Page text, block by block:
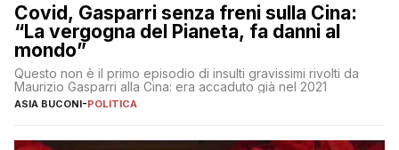
Covid, Gasparri senza freni sulla Cina:
“La vergogna del Pianeta, fa danni al
mondo”
Questo non è il primo episodio di insulti gravissimi rivolti da
Maurizio Gasparri alla Cina: era accaduto già nel 2021
ASIA BUCONI-POLITICA